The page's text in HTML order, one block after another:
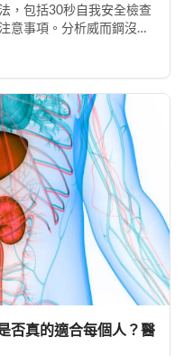
，包括30秒自我安全檢查
意事項。分析威而鋼沒效
否真的適合每個人？醫